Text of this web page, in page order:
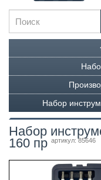
Набор
Набор
160 пр артикул: 85646